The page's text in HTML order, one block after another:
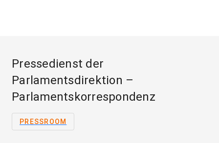
Pressedienst der
Parlamentsdirektion –
Parlamentskorrespondenz
PRESSROOM